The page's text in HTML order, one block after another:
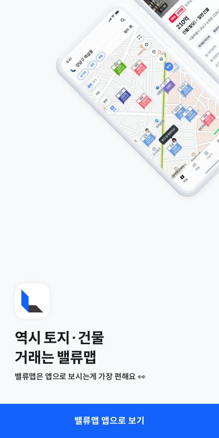
역시 토지·건물
거래는 밸류맵
밸류맵은 앱으로 보시는게 가장 편해요 👀
밸류맵 앱으로 보기